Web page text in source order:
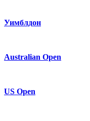
Уимблдон
Australian Open
US Open